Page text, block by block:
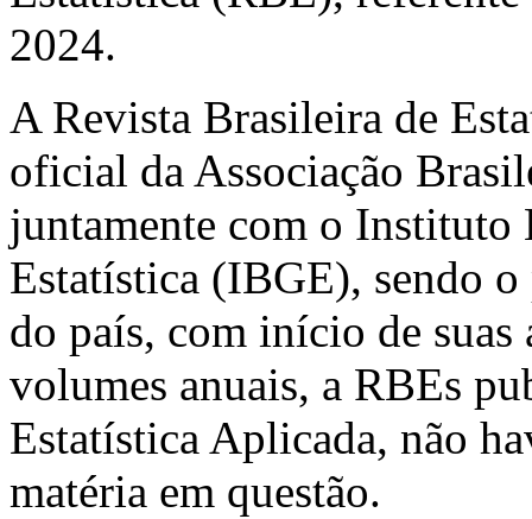
2024.
A Revista Brasileira de
oficial da Associação
juntamente com o Instituto
Estatística (IBGE), sendo
do país, com início de
volumes anuais, a RBEs
Estatística Aplicada, não
matéria em questão.